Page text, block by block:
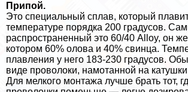
Припой.
Это специальный сплав, который
температуре порядка 200 градусов.
распространенный это 60/40 Alloy, он
котором 60% олова и 40% свинца.
плавления у него 183-230 градусов.
виде проволоки, намотанной на
Для мелкого монтажа лучше брать тот,